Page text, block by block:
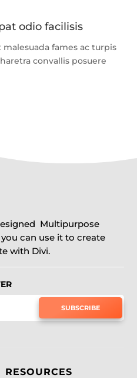
odio facilisis
fames ac turpis
convallis posuere
Multipurpose
can use it to create
with Divi.
SUBSCRIBE
RESOURCES